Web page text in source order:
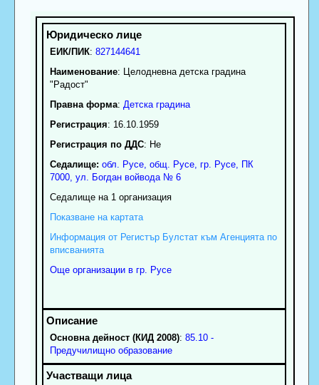
ЕИК/ПИК: 827144641
Наименование: Целодневна детска градина
"Радост"
Правна форма: Детска градина
Регистрация: 16.10.1959
Регистрация по ДДС: Нe
Седалище: обл. Русе, общ. Русе, гр. Русе, ПК
7000, ул. Богдан войвода № 6
Седалище на 1 организация
Показване на картата
Информация от Регистър Булстат към Агенцията по
вписванията
Още организации в гр. Русе
Основна дейност (КИД 2008): 85.10 -
Предучилищно образование